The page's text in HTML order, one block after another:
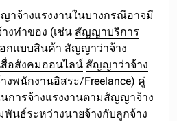
าจ้างแรงงานในบางกรณีอาจมี
งทำของ (เช่น สัญญาบริการ
กแบบสินค้า สัญญาว่าจ้าง
อสังคมออนไลน์ สัญญาว่าจ้าง
พนักงานอิสระ/Freelance) คู่
ารจ้างแรงงานตามสัญญาจ้าง
นธ์ระหว่างนายจ้างกับลูกจ้าง